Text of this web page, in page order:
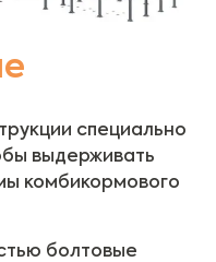
специально
выдерживать
комбикормового
болтовые